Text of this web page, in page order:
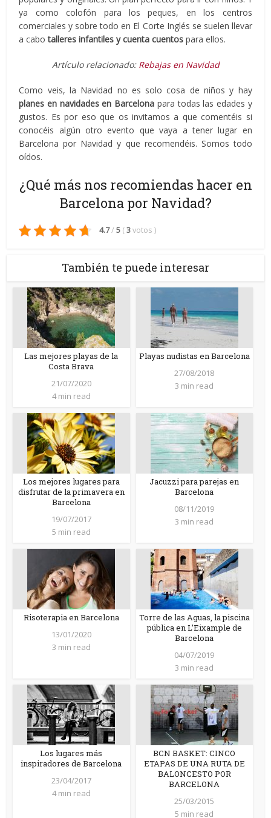
ya como colofón para los peques, en los centros
comerciales y sobre todo en El Corte Inglés se suelen llevar
a cabo talleres infantiles y cuenta cuentos para ellos.
Artículo relacionado: Rebajas en Navidad
Como veis, la Navidad no es solo cosa de niños y hay
planes en navidades en Barcelona para todas las edades y
gustos. Es por eso que os invitamos a que comentéis si
conocéis algún otro evento que vaya a tener lugar en
Barcelona por Navidad y que recomendéis. Somos todo
oídos.
¿Qué más nos recomiendas hacer en
Barcelona por Navidad?
4.7/ 5 (3votos )
También te puede interesar
Las mejores playas de la
Costa Brava
21/07/2020
4 min read
Playas nudistas en Barcelona
27/08/2018
3 min read
Los mejores lugares para
disfrutar de la primavera en
Barcelona
19/07/2017
5 min read
Jacuzzi para parejas en
Barcelona
08/11/2019
3 min read
Risoterapia en Barcelona
13/01/2020
3 min read
Torre de las Aguas, la piscina
pública en L’Eixample de
Barcelona
04/07/2019
3 min read
Los lugares más
inspiradores de Barcelona
23/04/2017
4 min read
BCN BASKET: CINCO
ETAPAS DE UNA RUTA DE
BALONCESTO POR
BARCELONA
25/03/2015
5 min read